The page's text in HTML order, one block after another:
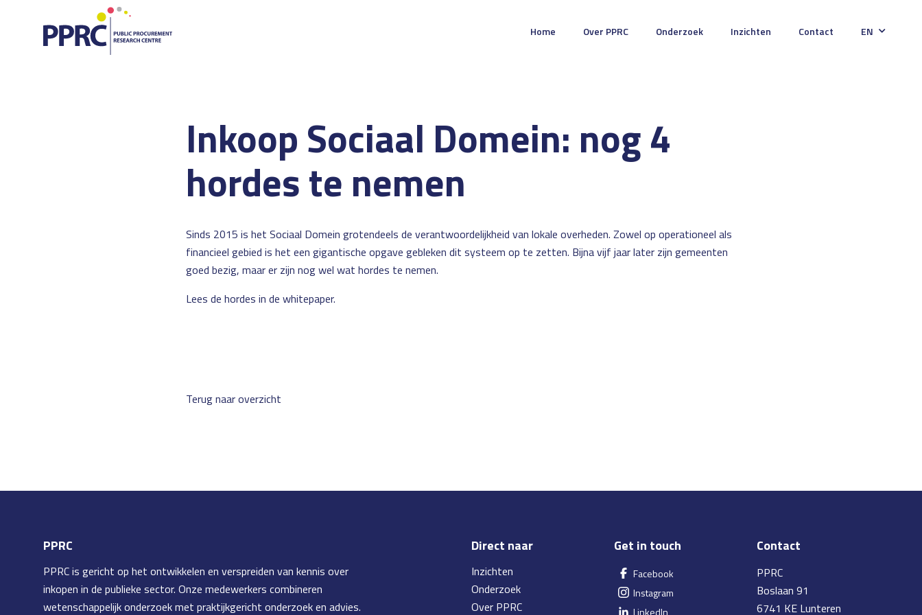
Home Over PPRC Onderzoek Inzichten Contact EN
Inkoop Sociaal Domein: nog 4
hordes te nemen
Sinds 2015 is het Sociaal Domein grotendeels de verantwoordelijkheid van lokale overheden. Zowel op operationeel als
financieel gebied is het een gigantische opgave gebleken dit systeem op te zetten. Bijna vijf jaar later zijn gemeenten
goed bezig, maar er zijn nog wel wat hordes te nemen.
Lees de hordes in de whitepaper.
Terug naar overzicht
PPRC
PPRC is gericht op het ontwikkelen en verspreiden van kennis over
inkopen in de publieke sector. Onze medewerkers combineren
wetenschappelijk onderzoek met praktijkgericht onderzoek en advies.
Direct naar
Inzichten
Onderzoek
Over PPRC
Get in touch
Facebook
Instagram
LinkedIn
Contact
PPRC
Boslaan 91
6741 KE Lunteren